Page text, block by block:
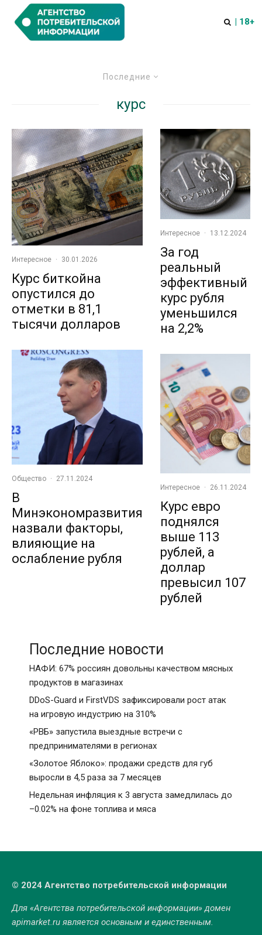
| 18+
Последние
курс
Интересное · 30.01.2026
Курс биткойна
опустился до
отметки в 81,1
тысячи долларов
Общество · 27.11.2024
В
Минэкономразвития
назвали факторы,
влияющие на
ослабление рубля
Интересное · 13.12.2024
За год
реальный
эффективный
курс рубля
уменьшился
на 2,2%
Интересное · 26.11.2024
Курс евро
поднялся
выше 113
рублей, а
доллар
превысил 107
рублей
Последние новости
НАФИ: 67% россиян довольны качеством мясных
продуктов в магазинах
DDoS-Guard и FirstVDS зафиксировали рост атак
на игровую индустрию на 310%
«РВБ» запустила выездные встречи с
предпринимателями в регионах
«Золотое Яблоко»: продажи средств для губ
выросли в 4,5 раза за 7 месяцев
Недельная инфляция к 3 августа замедлилась до
–0.02% на фоне топлива и мяса
© 2024 Агентство потребительской информации
Для «Агентства потребительской информации» домен
apimarket.ruявляется основным и единственным.